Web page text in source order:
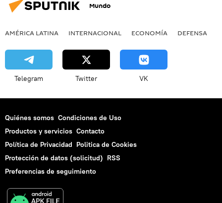
Mundo
AMÉRICA LATINA INTERNACIONAL ECONOMÍA DEFENSA
Telegram Twitter VK
Quiénes somos Condiciones de Uso
Productos y servicios Contacto
Política de Privacidad Politica de Cookies
Protección de datos (solicitud) RSS
Preferencias de seguimiento